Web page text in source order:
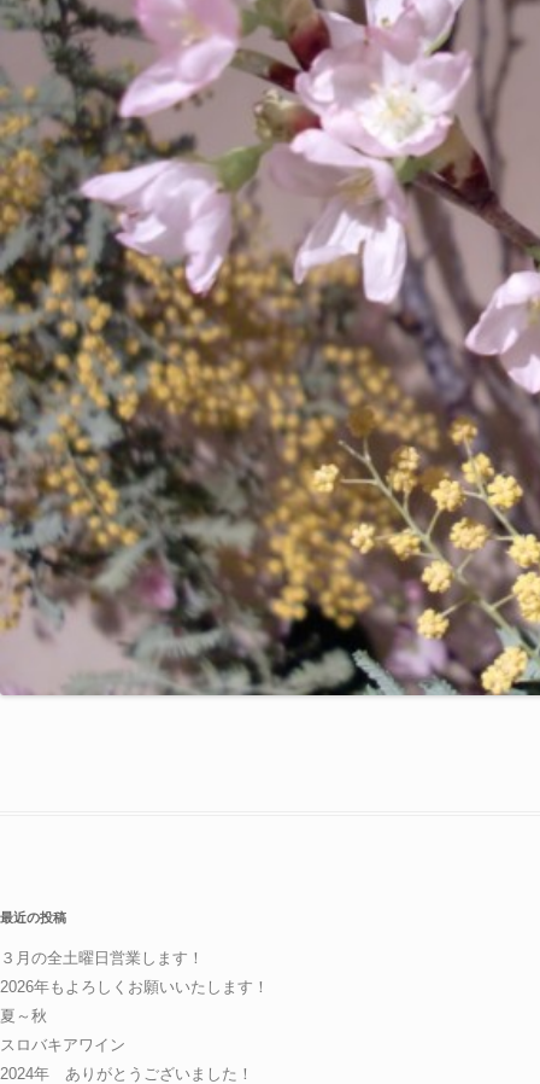
最近の投稿
３月の全土曜日営業します！
2026年もよろしくお願いいたします！
夏～秋
スロバキアワイン
2024年 ありがとうございました！